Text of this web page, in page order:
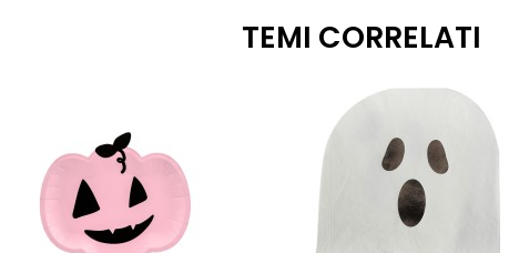
TEMI CORRELATI